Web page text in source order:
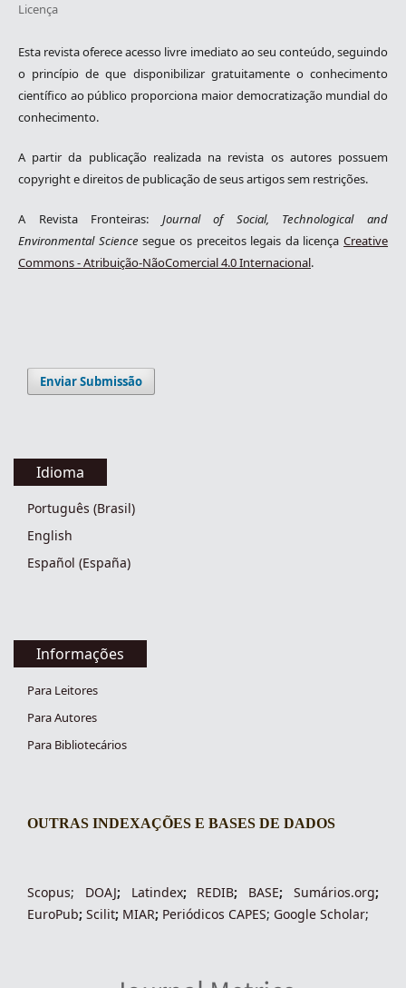
Licença
Esta revista oferece acesso livre imediato ao seu conteúdo, seguindo
o princípio de que disponibilizar gratuitamente o conhecimento
científico ao público proporciona maior democratização mundial do
conhecimento.
A partir da publicação realizada na revista os autores possuem
copyright e direitos de publicação de seus artigos sem restrições.
A Revista Fronteiras: Journal of Social, Technological and
Environmental Science segue os preceitos legais da licençaCreative
Commons - Atribuição-NãoComercial 4.0 Internacional.
Enviar Submissão
Idioma
Português (Brasil)
English
Español (España)
Informações
Para Leitores
Para Autores
Para Bibliotecários
indexacoes-fronteiras
OUTRAS INDEXAÇÕES E BASES DE DADOS
Scopus; DOAJ; Latindex; REDIB; BASE;Sumários.org;
EuroPub; Scilit; MIAR; Periódicos CAPES; Google Scholar;